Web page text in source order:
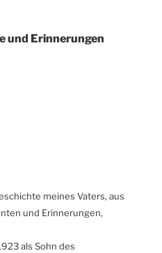
und Erinnerungen
meines Vaters, aus
und Erinnerungen,
als Sohn des